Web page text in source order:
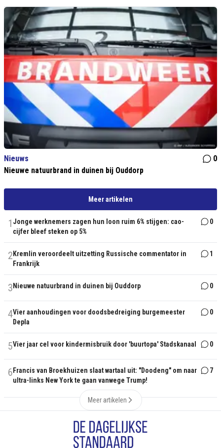
Nieuws
0
Nieuwe natuurbrand in duinen bij Ouddorp
Meer artikelen
1 Jonge werknemers zagen hun loon ruim 6% stijgen: cao-
cijfer bleef steken op 5%
0
2 Kremlin veroordeelt uitzetting Russische commentator in
Frankrijk
1
3 Nieuwe natuurbrand in duinen bij Ouddorp 0
4Vier aanhoudingen voor doodsbedreiging burgemeester
Depla
0
5Vier jaar cel voor kindermisbruik door 'buurtopa' Stadskanaal 0
6 Francis van Broekhuizen slaat wartaal uit: "Doodeng" om naar
ultra-links New York te gaan vanwege Trump!
7
Meer artikelen